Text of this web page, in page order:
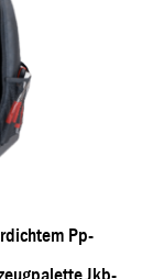
Pp-